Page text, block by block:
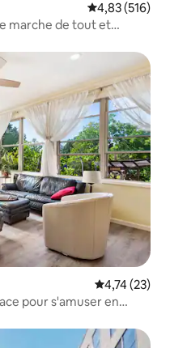
Évaluation
4,83 (516)
marche de tout et
Évaluation
4,74 (23)
pour s'amuser en